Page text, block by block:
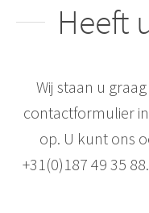
Heeft
Wij staan u
contactformulier
op. U kunt ons
+31(0)187 49 35